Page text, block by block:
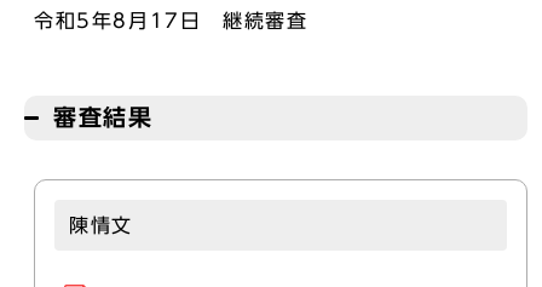
令和5年8月17日 継続審査
審査結果
陳情文